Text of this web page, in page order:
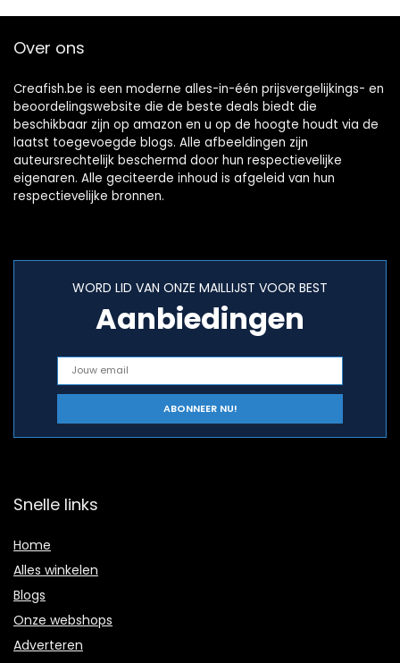
Over ons
Creafish.be is een moderne alles-in-één prijsvergelijkings- en
beoordelingswebsite die de beste deals biedt die
beschikbaar zijn op amazon en u op de hoogte houdt via de
laatst toegevoegde blogs. Alle afbeeldingen zijn
auteursrechtelijk beschermd door hun respectievelijke
eigenaren. Alle geciteerde inhoud is afgeleid van hun
respectievelijke bronnen.
WORD LID VAN ONZE MAILLIJST VOOR BEST
Aanbiedingen
Snelle links
Home
Alles winkelen
Blogs
Onze webshops
Adverteren